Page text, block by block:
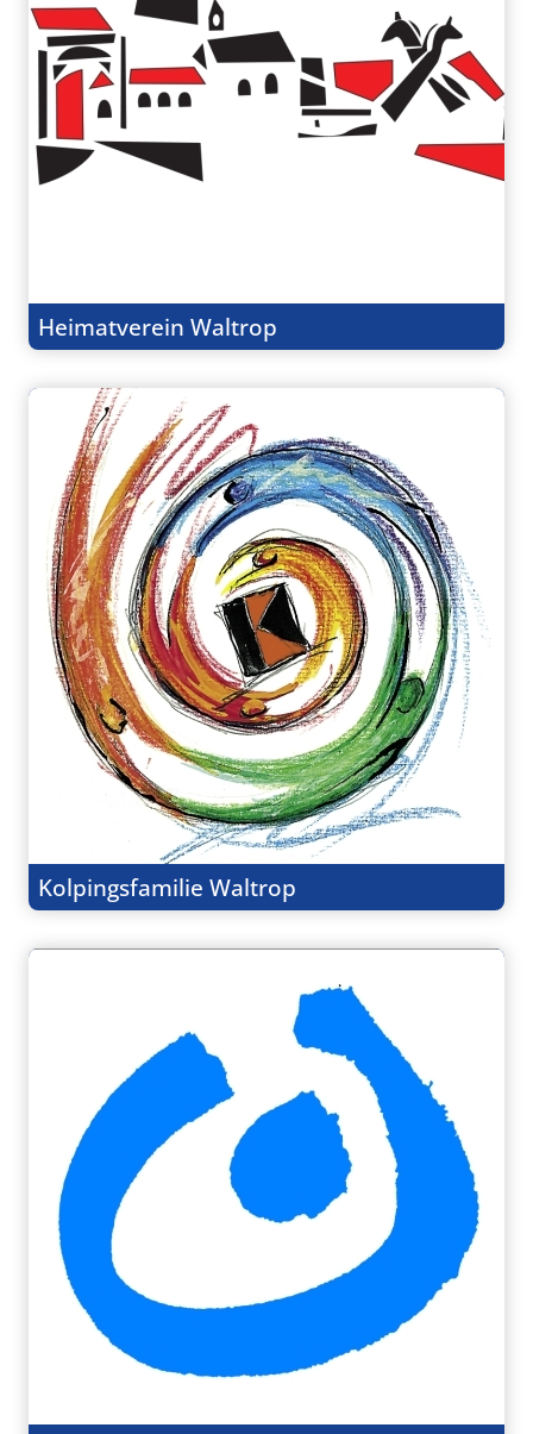
Heimatverein Waltrop
Kolpingsfamilie Waltrop